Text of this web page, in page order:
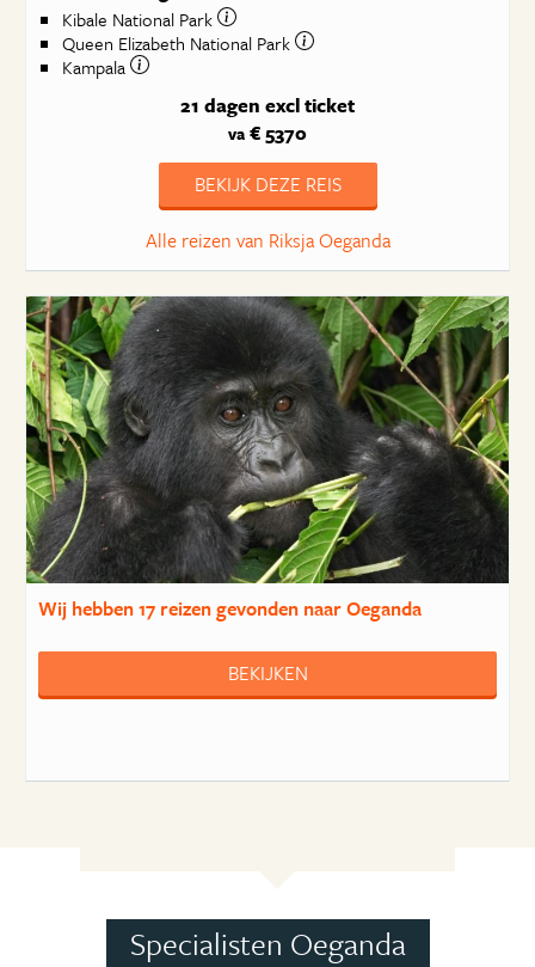
Kibale National Park
Queen Elizabeth National Park
Kampala
21 dagen excl ticket
va € 5370
BEKIJK DEZE REIS
Alle reizen van Riksja Oeganda
Wij hebben17 reizengevonden naar Oeganda
BEKIJKEN
Specialisten Oeganda